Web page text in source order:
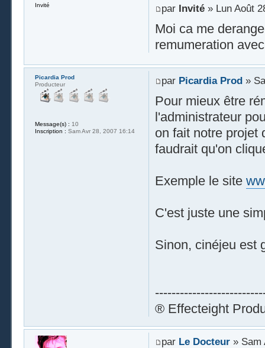
par Invité» Lun Août
Moi ca me
remumeration
Invité
par Picardia Prod»
Pour mieux être
l'administrateur
on fait notre projet
faudrait qu'on
Exemple le site
C'est juste une
Sinon, cinéjeu est
® Effecteight
Picardia Prod
Producteur
Message(s) : 10
Inscription : Sam Avr 28, 2007 16:14
par Le Docteur» Sam